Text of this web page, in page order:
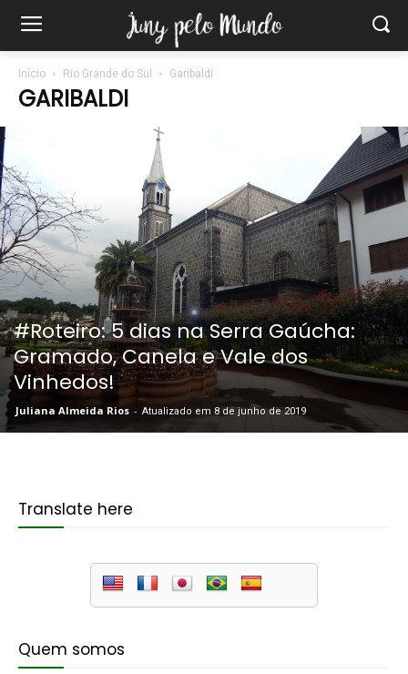
Início Rio Grande do Sul Garibaldi
GARIBALDI
#Roteiro: 5 dias na Serra Gaúcha:
Gramado, Canela e Vale dos
Vinhedos!
Juliana Almeida Rios - Atualizado em 8 de junho de 2019
Translate here
Quem somos